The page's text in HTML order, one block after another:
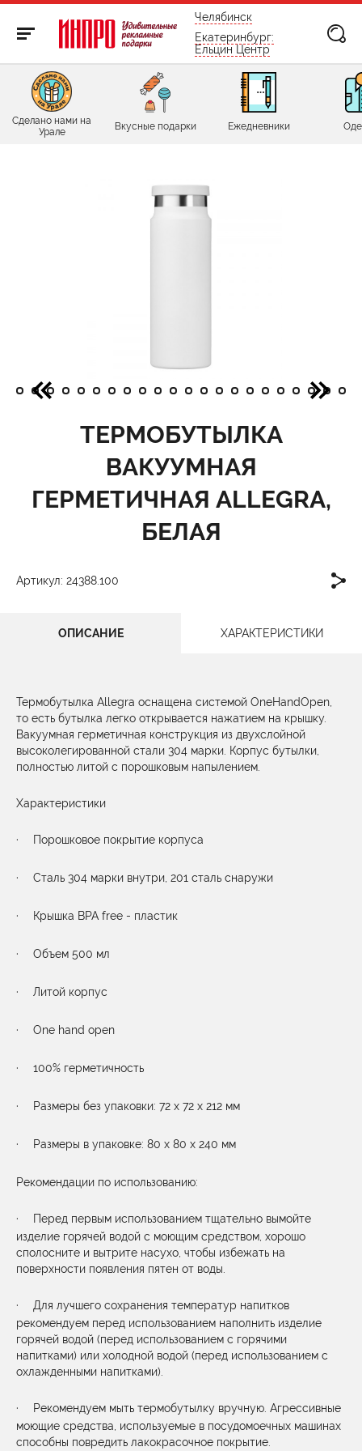
бесплатно по России
Челябинск
Екатеринбург:
Ельцин Центр
Сделано нами на
Урале
Вкусные подарки Ежедневники
ТЕРМОБУТЫЛКА
ВАКУУМНАЯ
ГЕРМЕТИЧНАЯ ALLEGRA,
БЕЛАЯ
Артикул: 24388.100
ОПИСАНИЕ ХАРАКТЕРИСТИКИ
Термобутылка Allegra оснащена системой OneHandOpen,
то есть бутылка легко открывается нажатием на крышку.
Вакуумная герметичная конструкция из двухслойной
высоколегированной стали 304 марки. Корпус бутылки,
полностью литой с порошковым напылением.
Характеристики
· Порошковое покрытие корпуса
· Сталь 304 марки внутри, 201 сталь снаружи
· Крышка BPA free - пластик
· Объем 500 мл
· Литой корпус
· One hand open
· 100% герметичность
· Размеры без упаковки: 72 x 72 x 212 мм
· Размеры в упаковке: 80 x 80 x 240 мм
Рекомендации по использованию:
·
Перед первым использованием тщательно вымойте
изделие горячей водой с моющим средством, хорошо
сполосните и вытрите насухо, чтобы избежать на
поверхности появления пятен от воды.
·
Для лучшего сохранения температур напитков
рекомендуем перед использованием наполнить изделие
горячей водой (перед использованием с горячими
напитками) или холодной водой (перед использованием с
охлажденными напитками).
·
Рекомендуем мыть термобутылку вручную. Агрессивные
моющие средства, используемые в посудомоечных машинах
способны повредить лакокрасочное покрытие.